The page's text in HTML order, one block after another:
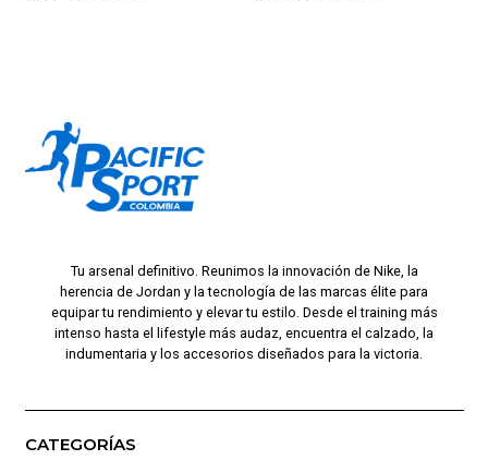
Tu arsenal definitivo. Reunimos la innovación de Nike, la
herencia de Jordan y la tecnología de las marcas élite para
equipar tu rendimiento y elevar tu estilo. Desde el training más
intenso hasta el lifestyle más audaz, encuentra el calzado, la
indumentaria y los accesorios diseñados para la victoria.
CATEGORÍAS